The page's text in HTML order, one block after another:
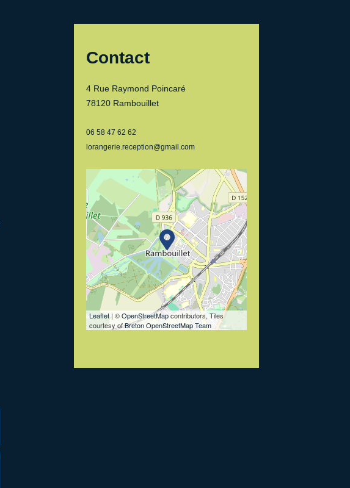
Contact
4 Rue Raymond Poincaré
78120 Rambouillet
06 58 47 62 62
lorangerie.reception@gmail.com
Leaflet| ©OpenStreetMapcontributors, Tiles
courtesy ofBreton OpenStreetMap Team